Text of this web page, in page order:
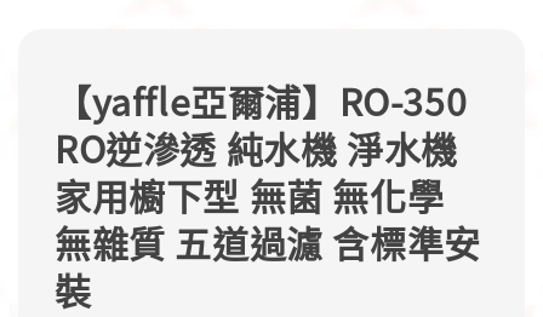
【yaffle亞爾浦】RO-350
RO逆滲透 純水機 淨水機
家用櫥下型 無菌 無化學
無雜質 五道過濾 含標準安
裝